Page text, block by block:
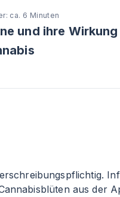
ca. 6 Minuten
und ihre Wirkung
aus der